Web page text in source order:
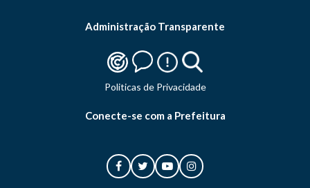
Administração Transparente
Politicas de Privacidade
Conecte-se com a Prefeitura